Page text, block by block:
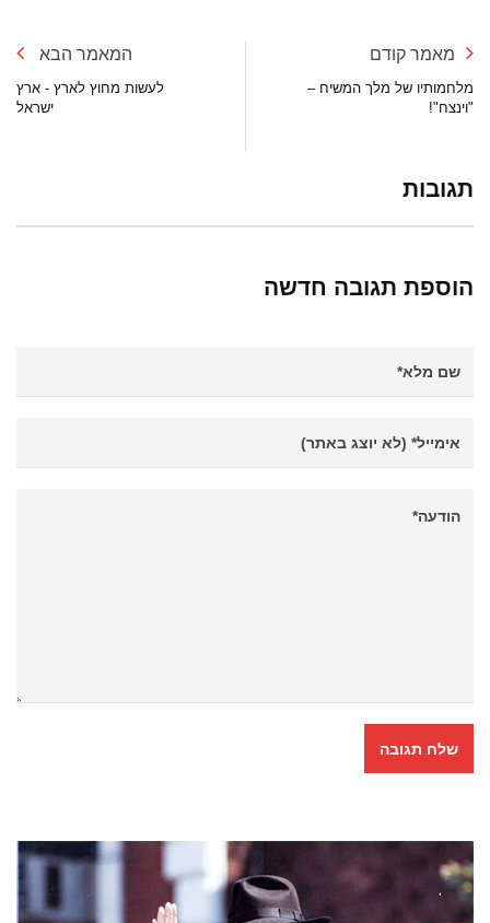
מאמר קודם
מלחמותיו של מלך המשיח –
"וינצח"!
המאמר הבא
לעשות מחוץ לארץ - ארץ
ישראל
תגובות
הוספת תגובה חדשה